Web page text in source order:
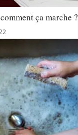
ça marche ?